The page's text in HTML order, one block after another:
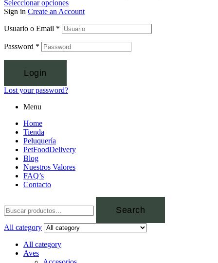
Seleccionar opciones
Sign in Create an Account
Usuario o Email *
Password *
Login
Lost your password?
Menu
Home
Tienda
Peluquería
PetFoodDelivery
Blog
Nuestros Valores
FAQ’s
Contacto
Search
All category
All category
Aves